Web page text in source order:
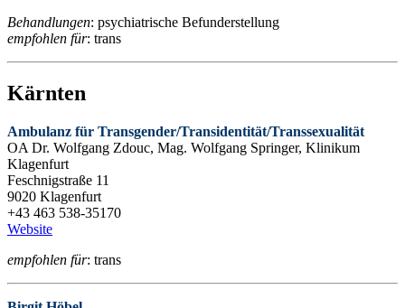
Behandlungen: psychiatrische Befunderstellung
empfohlen für: trans
Kärnten
Ambulanz für Transgender/Transidentität/Transsexualität
OA Dr. Wolfgang Zdouc, Mag. Wolfgang Springer, Klinikum
Klagenfurt
Feschnigstraße 11
9020 Klagenfurt
+43 463 538-35170
Website
empfohlen für: trans